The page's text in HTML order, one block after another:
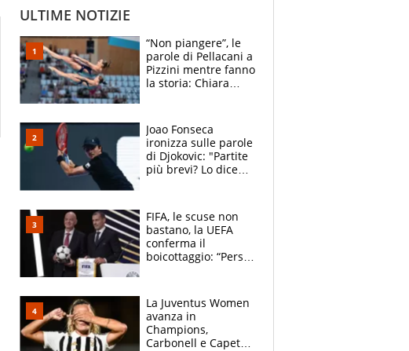
ULTIME NOTIZIE
“Non piangere”, le
parole di Pellacani a
Pizzini mentre fanno
la storia: Chiara
Joao Fonseca
ironizza sulle parole
di Djokovic: "Partite
più brevi? Lo dice
FIFA, le scuse non
bastano, la UEFA
conferma il
boicottaggio: “Persa
rivelazione sulla
Superlega
La Juventus Women
avanza in
Champions,
Carbonell e Capeta